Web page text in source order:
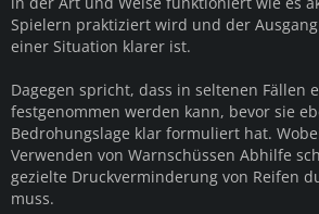
Spielern praktiziert wird und der
einer Situation klarer ist.
Dagegen spricht, dass in seltenen Fällen
festgenommen werden kann, bevor sie
Bedrohungslage klar formuliert hat.
Verwenden von Warnschüssen Abhilfe
gezielte Druckverminderung von Reifen
muss.